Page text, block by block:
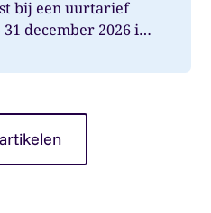
bij een uurtarief
december 2026 in